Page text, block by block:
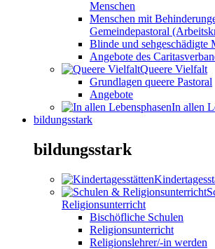
Menschen
Menschen mit
Gemeindepastoral
Blinde und sehgeschädigte
Angebote des
Queere Vielfalt
Grundlagen queere Pastoral
Angebote
In allen
bildungsstark
bildungsstark
Religionsunterricht
Bischöfliche Schulen
Religionsunterricht
Religionslehrer/-in werden